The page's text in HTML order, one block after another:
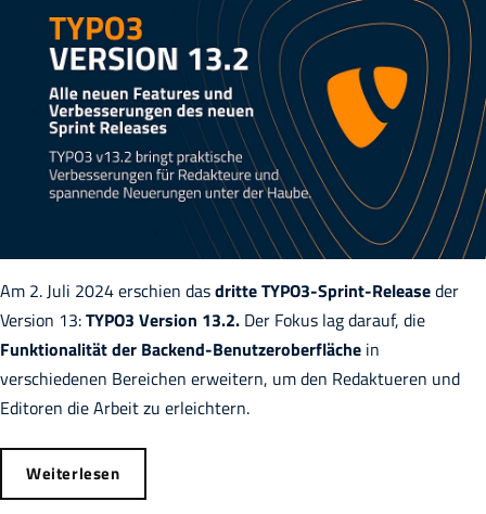
Am 2. Juli 2024 erschien dasdritteTYPO3-Sprint-Releaseder
Version 13:TYPO3 Version 13.2. Der Fokus lag darauf, die
Funktionalität der Backend-Benutzeroberfläche in
verschiedenen Bereichen erweitern, um den Redaktueren und
Editoren die Arbeit zu erleichtern.
Weiterlesen